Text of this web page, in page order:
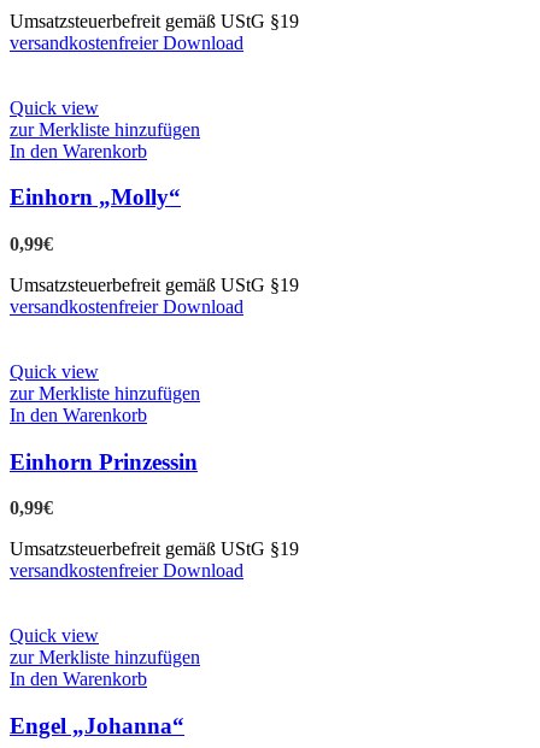
Umsatzsteuerbefreit gemäß UStG §19
versandkostenfreier Download
Quick view
zur Merkliste hinzufügen
In den Warenkorb
Einhorn „Molly“
0,99€
Umsatzsteuerbefreit gemäß UStG §19
versandkostenfreier Download
Quick view
zur Merkliste hinzufügen
In den Warenkorb
Einhorn Prinzessin
0,99€
Umsatzsteuerbefreit gemäß UStG §19
versandkostenfreier Download
Quick view
zur Merkliste hinzufügen
In den Warenkorb
Engel „Johanna“